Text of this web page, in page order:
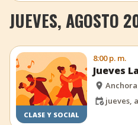
JUEVES, AGOSTO
CLASE Y SOCIAL
8:00 p. m.
Jueves
jueves,